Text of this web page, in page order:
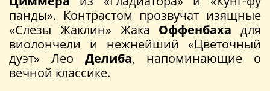
панды». Контрастом прозвучат изящные
«Слезы Жаклин» Жака Оффенбаха для
виолончели и нежнейший «Цветочный
дуэт» Лео Делиба, напоминающие о
вечной классике.